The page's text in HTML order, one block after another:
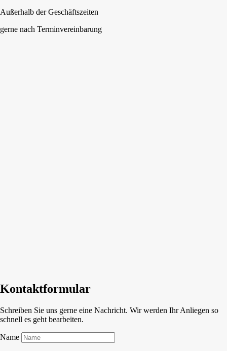
Außerhalb der Geschäftszeiten
gerne nach Terminvereinbarung
Kontaktformular
Schreiben Sie uns gerne eine Nachricht. Wir werden Ihr Anliegen so
schnell es geht bearbeiten.
Name